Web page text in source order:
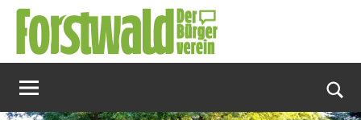
Zum
Inhalt
springen